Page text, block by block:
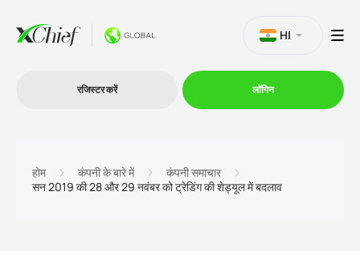
HI
रजिस्टर करें लॉगिन
होम कंपनी के बारे में
कंपनी समाचार
सन 2019 की 28 और 29 नवंबर को ट्रेडिंग की शेड्यूल में बदलाव